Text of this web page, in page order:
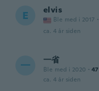
E elvis
Ble med i 2017 ·
ca. 4 år siden
一 一省
Ble med i 2020 · 47
ca. 4 år siden